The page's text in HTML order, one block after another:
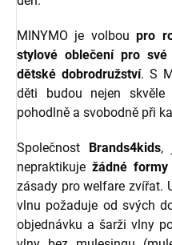
MINYMO je volboupro
stylové oblečení pro své
dětské dobrodružství. S
děti budou nejen
pohodlně a svobodně při
Společnost Brands4kids,
nepraktikuje žádné formy
zásady pro welfare zvířat.
vlnu požaduje od svých
objednávku a šarži vlny